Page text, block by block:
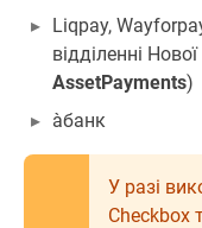
Liqpay,
відділенні
AssetPayments)
àбанк
У разі
Checkbox